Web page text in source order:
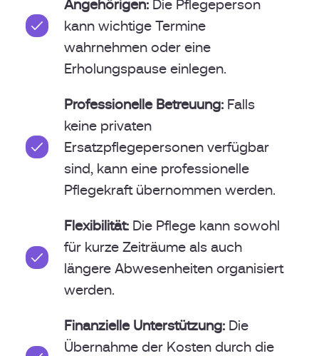
Angehörigen: Die Pflegeperson
kann wichtige Termine
wahrnehmen oder eine
Erholungspause einlegen.
Professionelle Betreuung: Falls
keine privaten
Ersatzpflegepersonen verfügbar
sind, kann eine professionelle
Pflegekraft übernommen werden.
Flexibilität: Die Pflege kann sowohl
für kurze Zeiträume als auch
längere Abwesenheiten organisiert
werden.
Finanzielle Unterstützung: Die
Übernahme der Kosten durch die